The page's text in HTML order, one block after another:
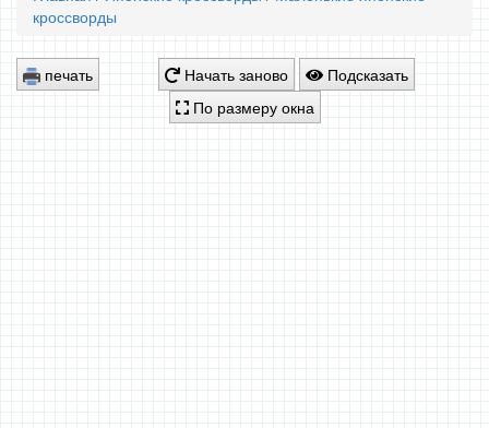
кроссворды
печать Начать заново
Подсказать
По размеру окна